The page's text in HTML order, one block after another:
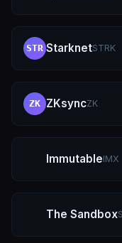
STR StarknetSTRK
ZK ZKsyncZK
ImmutableIMX
The Sandbox